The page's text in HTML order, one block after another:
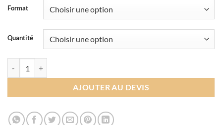
Format
Quantité
AJOUTER AU DEVIS